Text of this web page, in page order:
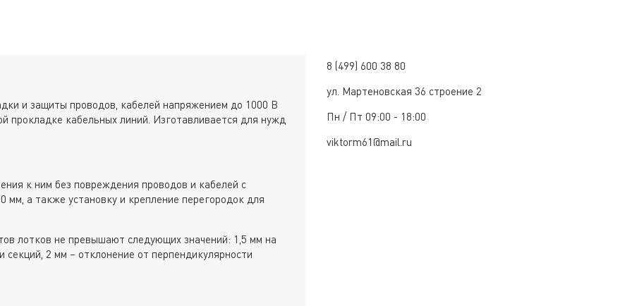
и защиты проводов, кабелей напряжением до 1000 В
прокладке кабельных линий. Изготавливается для нужд
к ним без повреждения проводов и кабелей с
мм, а также установку и крепление перегородок для
лотков не превышают следующих значений: 1,5 мм на
2 мм – отклонение от перпендикулярности
8 (499) 600 38 80
ул. Мартеновская 36 строение 2
Пн / Пт 09:00 - 18:00
viktorm61@mail.ru